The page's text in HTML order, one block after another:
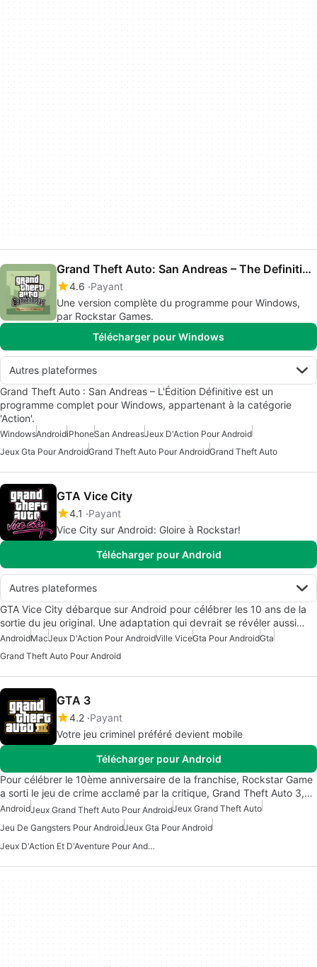
Grand Theft Auto: San Andreas – The Definitive Edition
4.6 Payant
Une version complète du programme pour Windows,
par Rockstar Games.
Télécharger pour Windows
Autres plateformes
Grand Theft Auto : San Andreas – L'Édition Définitive est un
programme complet pour Windows, appartenant à la catégorie
'Action'.
WindowsAndroidiPhoneSan AndreasJeux D'Action Pour Android
Jeux Gta Pour AndroidGrand Theft Auto Pour AndroidGrand Theft Auto
GTA Vice City
4.1
Payant
Vice City sur Android: Gloire à Rockstar!
Télécharger pour Android
Autres plateformes
GTA Vice City débarque sur Android pour célébrer les 10 ans de la
sortie du jeu original. Une adaptation qui devrait se révéler aussi…
AndroidMacJeux D'Action Pour AndroidVille ViceGta Pour AndroidGta
Grand Theft Auto Pour Android
GTA 3
4.2 Payant
Votre jeu criminel préféré devient mobile
Télécharger pour Android
Pour célébrer le 10ème anniversaire de la franchise, Rockstar Game
a sorti le jeu de crime acclamé par la critique, Grand Theft Auto 3,…
AndroidJeux Grand Theft Auto Pour AndroidJeux Grand Theft Auto
Jeu De Gangsters Pour AndroidJeux Gta Pour Android
Jeux D'Action Et D'Aventure Pour Android